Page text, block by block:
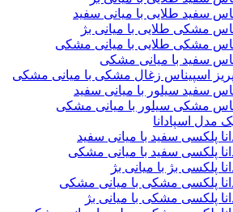
سفید طلایی با میانی سفید
مشکی طلایی با میانی بژ
مشکی طلایی با میانی مشکی
سفید با میانی مشکی
پریز اسپیناس زغال مشکی با میانی مشکی
سفید سیلور با میانی سفید
مشکی سیلور با میانی مشکی
مدل اسپادانا
پلکسی سفید با میانی سفید
پلکسی سفید با میانی مشکی
پلکسی بژ با میانی بژ
پلکسی مشکی با میانی مشکی
پلکسی مشکی با میانی بژ